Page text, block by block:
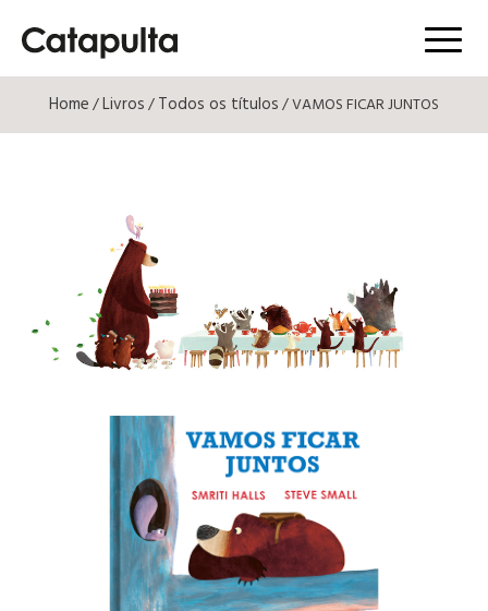
Menú
Home/Livros/Todos os títulos/ VAMOS FICAR JUNTOS